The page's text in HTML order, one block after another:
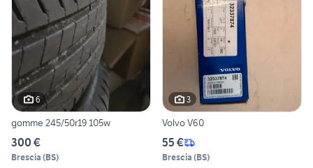
6
gomme 245/50r19 105w
300 €
Brescia (BS)
3
Volvo V60
55 €
Brescia (BS)